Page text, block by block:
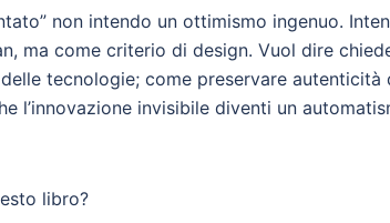
non intendo un ottimismo ingenuo.
ma come criterio di design. Vuol dire
tecnologie; come preservare autenticità
l’innovazione invisibile diventi un
libro?